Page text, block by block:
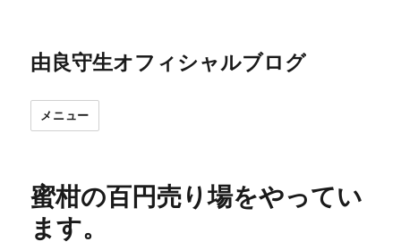
由良守生オフィシャルブログ
メニュー
蜜柑の百円売り場をやってい
ます。